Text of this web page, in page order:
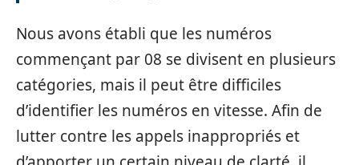
Nous avons établi que les numéros
commençant par 08 se divisent en plusieurs
catégories, mais il peut être difficiles
d’identifier les numéros en vitesse. Afin de
lutter contre les appels inappropriés et